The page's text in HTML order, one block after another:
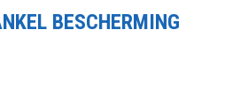
BESCHERMING